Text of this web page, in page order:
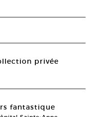
privée
fantastique